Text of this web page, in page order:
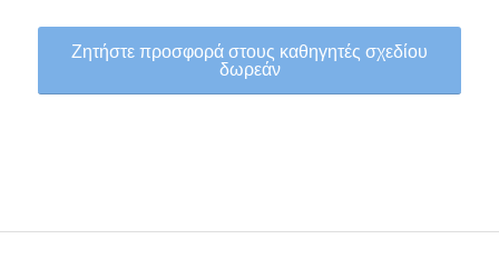
Ζητήστε προσφορά στους καθηγητές σχεδίου
δωρεάν